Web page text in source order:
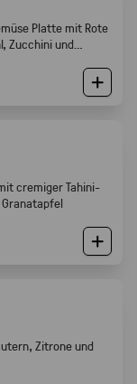
Platte mit Rote
Zucchini und
cremiger Tahini-
Zitrone und